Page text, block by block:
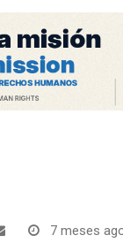
7 meses